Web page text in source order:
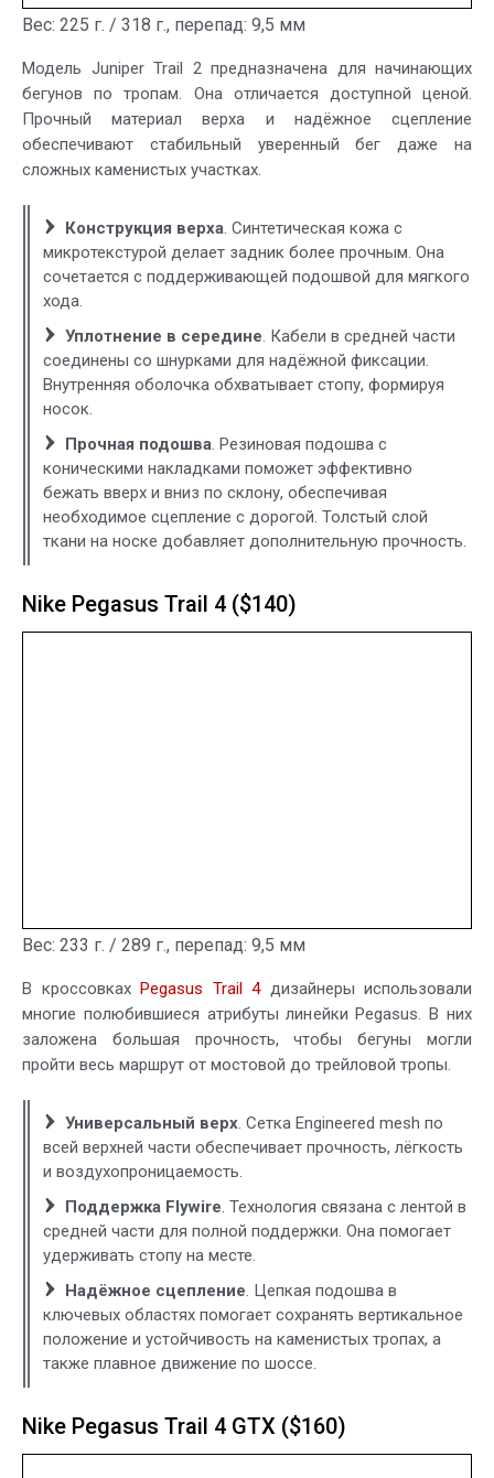
Вес: 225 г. / 318 г., перепад: 9,5 мм
Модель Juniper Trail 2 предназначена для начинающих
бегунов по тропам. Она отличается доступной ценой.
Прочный материал верха и надёжное сцепление
обеспечивают стабильный уверенный бег даже на
сложных каменистых участках.
Конструкция верха. Синтетическая кожа с
микротекстурой делает задник более прочным. Она
сочетается с поддерживающей подошвой для мягкого
хода.
Уплотнение в середине. Кабели в средней части
соединены со шнурками для надёжной фиксации.
Внутренняя оболочка обхватывает стопу, формируя
носок.
Прочная подошва. Резиновая подошва с
коническими накладками поможет эффективно
бежать вверх и вниз по склону, обеспечивая
необходимое сцепление с дорогой. Толстый слой
ткани на носке добавляет дополнительную прочность.
Nike Pegasus Trail 4 ($140)
Вес: 233 г. / 289 г., перепад: 9,5 мм
В кроссовках Pegasus Trail 4дизайнеры использовали
многие полюбившиеся атрибуты линейки Pegasus. В них
заложена большая прочность, чтобы бегуны могли
пройти весь маршрут от мостовой до трейловой тропы.
Универсальный верх. Сетка Engineered mesh по
всей верхней части обеспечивает прочность, лёгкость
и воздухопроницаемость.
Поддержка Flywire. Технология связана с лентой в
средней части для полной поддержки. Она помогает
удерживать стопу на месте.
Надёжное сцепление. Цепкая подошва в
ключевых областях помогает сохранять вертикальное
положение и устойчивость на каменистых тропах, а
также плавное движение по шоссе.
Nike Pegasus Trail 4 GTX ($160)